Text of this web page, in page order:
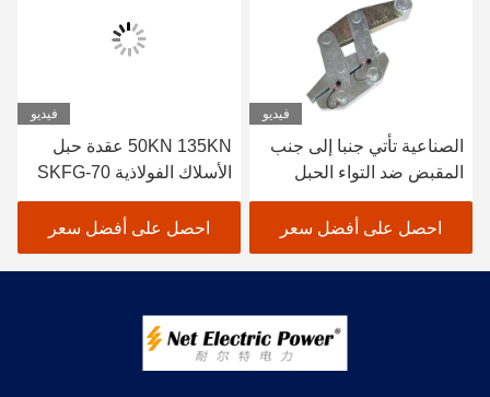
فيديو
الصناعية تأتي جنبا إلى جنب
المقبض ضد التواء الحبل
الفولاذي المقبض 50KN
الحمل المسموح به
احصل على أفضل سعر
فيديو
50KN 135KN عقدة حبل
الأسلاك الفولاذية SKFG-70
عقدة الكابلات المصنعة
احصل على أفضل سعر